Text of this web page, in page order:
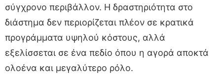
σύγχρονο περιβάλλον. Η δραστηριότητα στο
διάστημα δεν περιορίζεται πλέον σε κρατικά
προγράμματα υψηλού κόστους, αλλά
εξελίσσεται σε ένα πεδίο όπου η αγορά αποκτά
ολοένα και μεγαλύτερο ρόλο.